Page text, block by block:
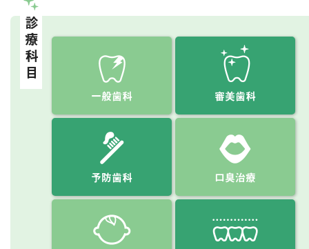
診療科目
一般歯科 審美歯科
予防歯科 口臭治療